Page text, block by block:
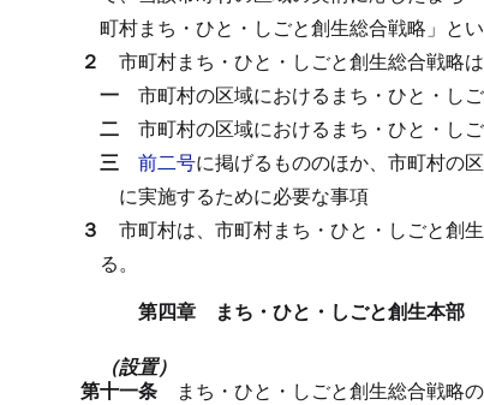
町村まち・ひと・しごと創生総合戦略」と
２ 市町村まち・ひと・しごと創生総合戦略
一 市町村の区域におけるまち・ひと・し
二 市町村の区域におけるまち・ひと・し
三 前二号に掲げるもののほか、市町村の
に実施するために必要な事項
３ 市町村は、市町村まち・ひと・しごと創
る。
第四章 まち・ひと・しごと創生本部
（設置）
第十一条
まち・ひと・しごと創生総合戦略